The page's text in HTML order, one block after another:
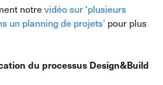
notre vidéo sur ‘plusieurs
un planning de projets’ pour plus
du processus Design&Build